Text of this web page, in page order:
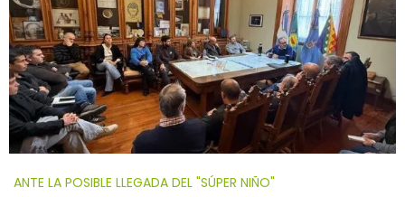
ANTE LA POSIBLE LLEGADA DEL "SÚPER NIÑO"